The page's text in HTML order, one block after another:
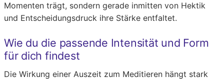
Momenten trägt, sondern gerade inmitten von Hektik
und Entscheidungsdruck ihre Stärke entfaltet.
Wie du die passende Intensität und Form
für dich findest
Die Wirkung einer Auszeit zum Meditieren hängt stark